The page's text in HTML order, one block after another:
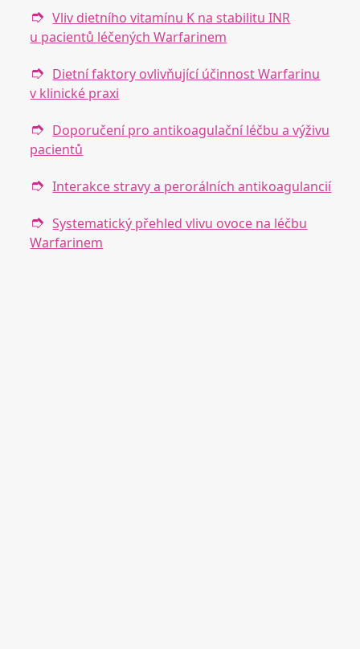
Vliv dietního vitamínu K na stabilitu INR
u pacientů léčených Warfarinem
Dietní faktory ovlivňující účinnost Warfarinu
v klinické praxi
Doporučení pro antikoagulační léčbu a výživu
pacientů
Interakce stravy a perorálních antikoagulancií
Systematický přehled vlivu ovoce na léčbu
Warfarinem